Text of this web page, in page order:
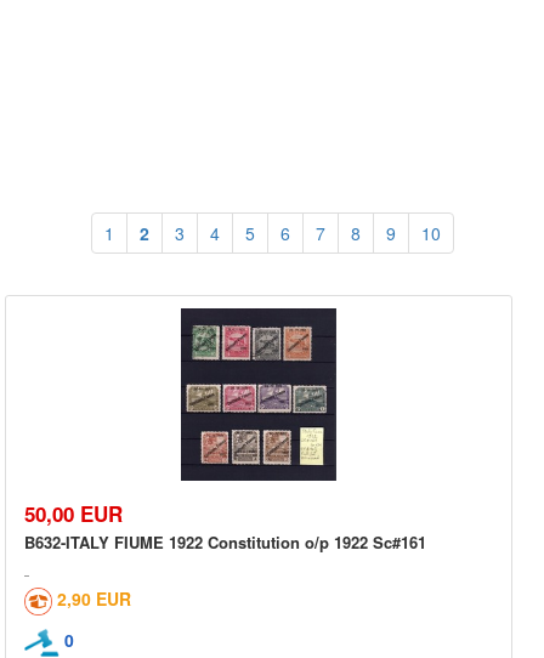
1 2 3 4 5 6 7 8 9 10
50,00 EUR
B632-ITALY FIUME 1922 Constitution o/p 1922 Sc#161
2,90 EUR
0